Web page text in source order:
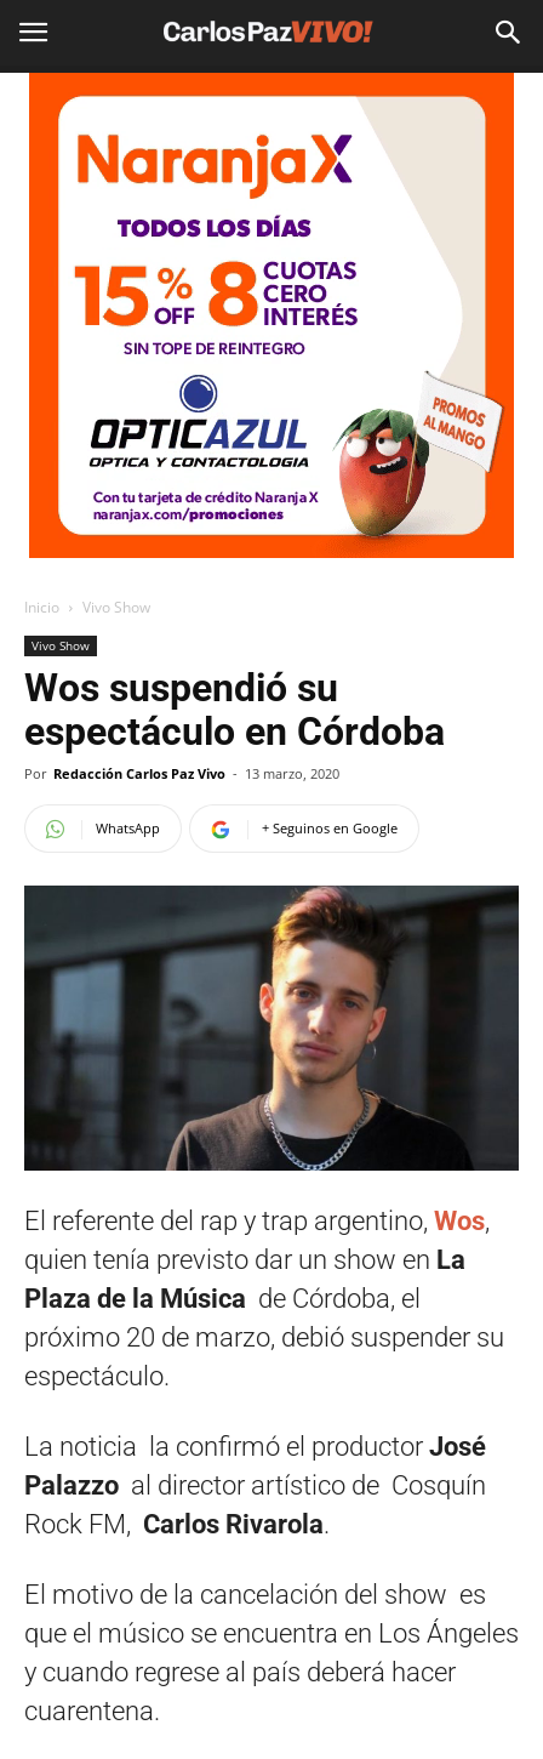
Inicio Vivo Show
Vivo Show
Wos suspendió su
espectáculo en Córdoba
Por Redacción Carlos Paz Vivo - 13 marzo, 2020
WhatsApp + Seguinos en Google
El referente del rap y trap argentino, Wos,
quien tenía previsto dar un show en La
Plaza de la Música de Córdoba, el
próximo 20 de marzo, debió suspender su
espectáculo.
La noticia la confirmó el productor José
Palazzo al director artístico de Cosquín
Rock FM, Carlos Rivarola.
El motivo de la cancelación del show es
que el músico se encuentra en Los Ángeles
y cuando regrese al país deberá hacer
cuarentena.